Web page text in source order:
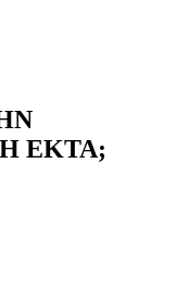
EKTA;